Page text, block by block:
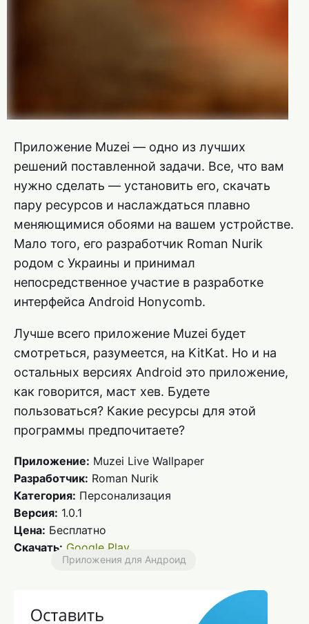
Приложение Muzei — одно из лучших
решений поставленной задачи. Все, что вам
нужно сделать — установить его, скачать
пару ресурсов и наслаждаться плавно
меняющимися обоями на вашем устройстве.
Мало того, его разработчик Roman Nurik
родом с Украины и принимал
непосредственное участие в разработке
интерфейса Android Honycomb.
Лучше всего приложение Muzei будет
смотреться, разумеется, на KitKat. Но и на
остальных версиях Android это приложение,
как говорится, маст хев. Будете
пользоваться? Какие ресурсы для этой
программы предпочитаете?
Приложение: Muzei Live Wallpaper
Разработчик: Roman Nurik
Категория: Персонализация
Версия: 1.0.1
Цена: Бесплатно
Скачать: Google Play
Приложения для Андроид